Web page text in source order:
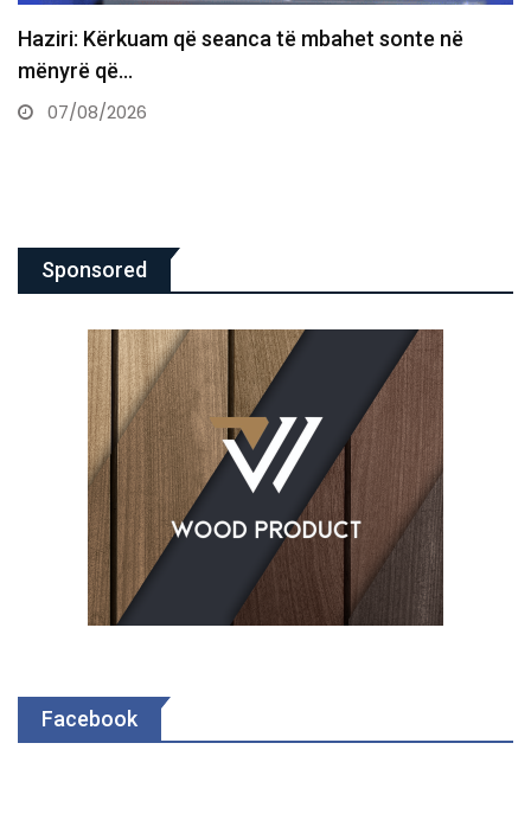
Gruda paralajmëron ndryshime te PDK-ja: Prej nesër
do të ndërtojmë…
07/08/2026
Sponsored
Facebook